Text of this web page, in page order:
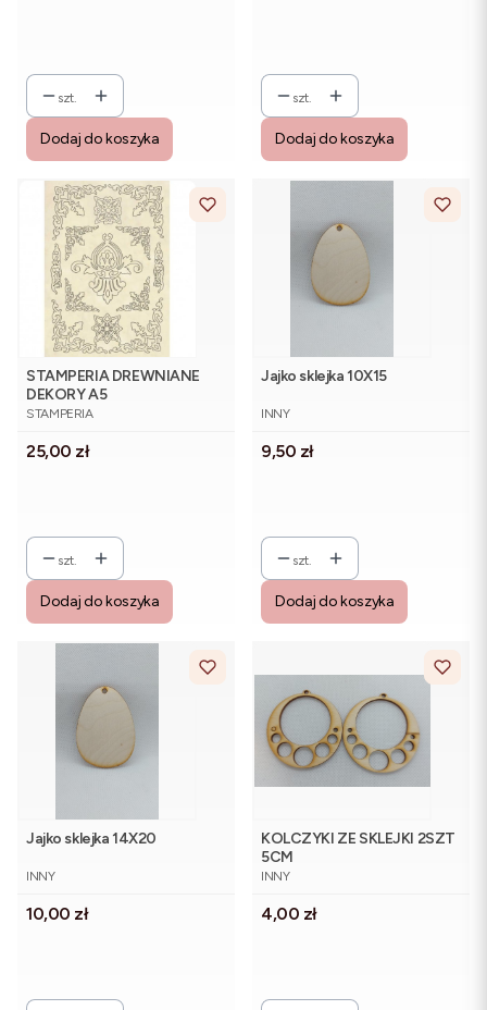
szt.
Dodaj do koszyka
szt.
Dodaj do koszyka
STAMPERIA DREWNIANE
DEKORY A5
PRODUCENT
STAMPERIA
Cena
25,00 zł
szt.
Dodaj do koszyka
Jajko sklejka 10X15
PRODUCENT
INNY
Cena
9,50 zł
szt.
Dodaj do koszyka
Jajko sklejka 14X20
PRODUCENT
INNY
Cena
10,00 zł
KOLCZYKI ZE SKLEJKI 2SZT
5CM
PRODUCENT
INNY
Cena
4,00 zł